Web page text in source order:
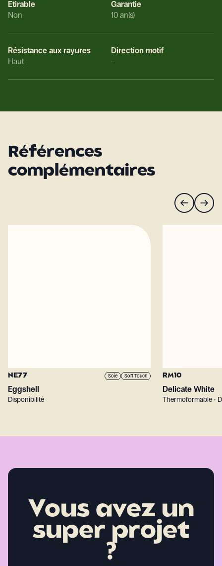
Etirable
Non
Garantie
10 an(s)
Résistance aux rayures
Haut
Direction motif
-
Références
complémentaires
NE77 Soie Soft Touch
Eggshell
Disponibilité
RM10
Delicate White
Thermoformable •
Vous avez un
super projet
?